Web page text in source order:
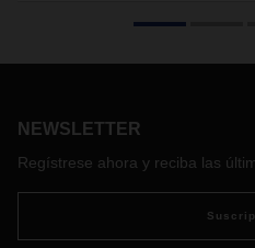
este de Iberia
El operador logístico pone en
vuelta. Esta iniciativa refuerza
por la optimización de costes
NEWSLETTER
Regístrese ahora y reciba las